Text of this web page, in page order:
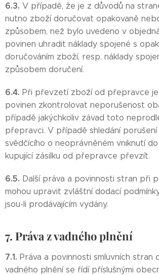
6.3. V případě, že je z důvodů na
nutno zboží doručovat opakovaně
způsobem, než bylo uvedeno v
povinen uhradit náklady spojené s
doručováním zboží, resp. náklady
způsobem doručení.
6.4. Při převzetí zboží od přepravce je
povinen zkontrolovat neporušenost
případě jakýchkoliv závad toto
přepravci. V případě shledání porušení
svědčícího o neoprávněném vniknutí do
kupující zásilku od přepravce převzít.
6.5. Další práva a povinnosti stran při
mohou upravit zvláštní dodací
jsou-li prodávajícím vydány.
7. Práva z vadného plnění
7.1. Práva a povinnosti smluvních stran
vadného plnění se řídí příslušnými